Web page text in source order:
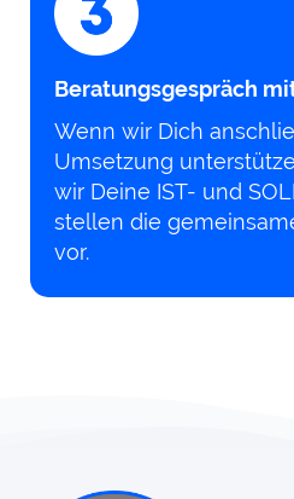
Beratungsgespräch
Wenn wir Dich
Umsetzung
wir Deine IST- und
stellen die
vor.